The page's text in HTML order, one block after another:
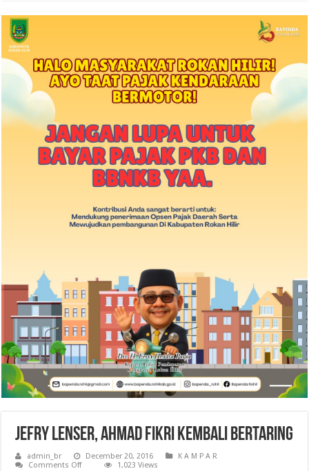
Jefry Lenser, Ahmad Fikri Kembali Bertaring
admin_br December 20, 2016
K A M P A R
Comments Offon
1,023 Views